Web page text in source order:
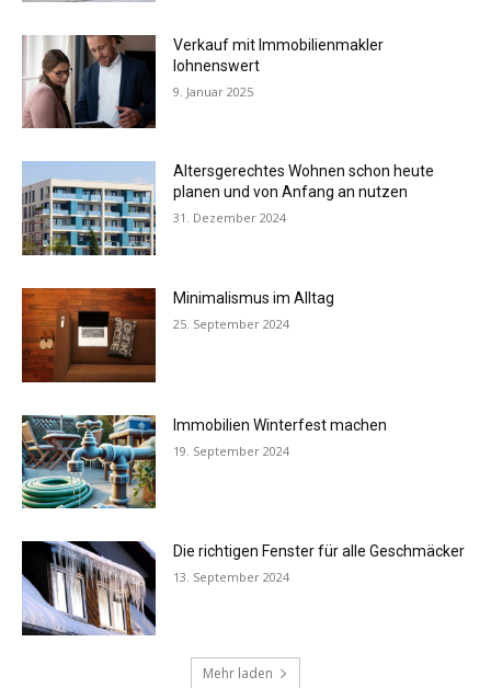
Verkauf mit Immobilienmakler
lohnenswert
9. Januar 2025
Altersgerechtes Wohnen schon heute
planen und von Anfang an nutzen
31. Dezember 2024
Minimalismus im Alltag
25. September 2024
Immobilien Winterfest machen
19. September 2024
Die richtigen Fenster für alle Geschmäcker
13. September 2024
Mehr laden